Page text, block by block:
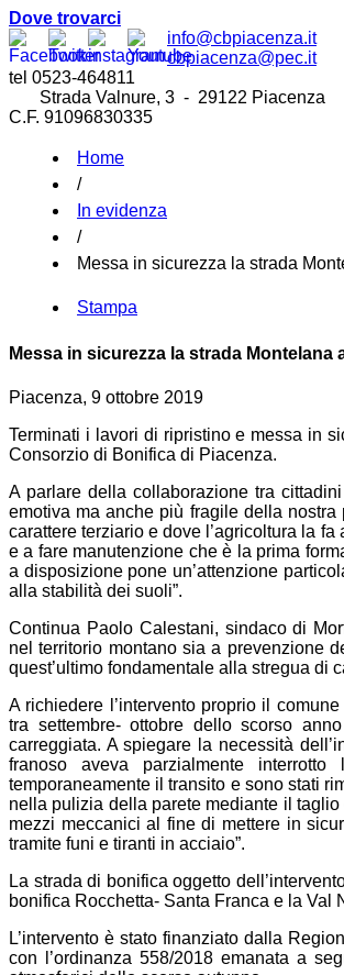
Dove trovarci
info@cbpiacenza.it
cbpiacenza@pec.it
tel 0523-464811
Strada Valnure, 3 - 29122 Piacenza
C.F. 91096830335
Home
/
In evidenza
/
Messa in sicurezza la strada
Stampa
Messa in sicurezza la strada Montelana
Piacenza, 9 ottobre 2019
Terminati i lavori di ripristino e messa in
Consorzio di Bonifica di Piacenza.
A parlare della collaborazione tra
emotiva ma anche più fragile della
carattere terziario e dove l’agricoltura la
e a fare manutenzione che è la prima
a disposizione pone un’attenzione
alla stabilità dei suoli”.
Continua Paolo Calestani, sindaco di
nel territorio montano sia a prevenzione
quest’ultimo fondamentale alla stregua di
A richiedere l’intervento proprio il
tra settembre- ottobre dello scorso
carreggiata. A spiegare la necessità
franoso aveva parzialmente
temporaneamente il transito e sono stati
nella pulizia della parete mediante il
mezzi meccanici al fine di mettere in
tramite funi e tiranti in acciaio”.
La strada di bonifica oggetto
bonifica Rocchetta- Santa Franca e la
L’intervento è stato finanziato dalla
con l’ordinanza 558/2018 emanata a